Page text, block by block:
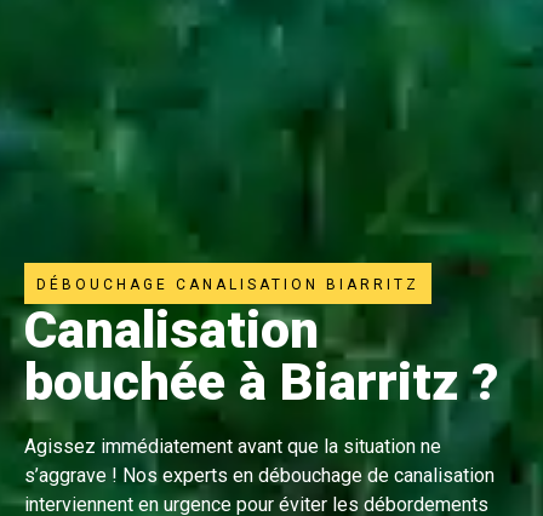
DÉBOUCHAGE CANALISATION BIARRITZ
Canalisation
bouchée à Biarritz ?
Agissez immédiatement avant que la situation ne
s’aggrave ! Nos experts en débouchage de canalisation
interviennent en urgence pour éviter les débordements